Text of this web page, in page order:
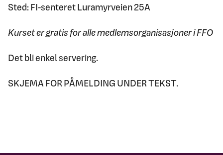
Sted: FI-senteret Luramyrveien 25A
Kurset er gratis for alle medlemsorganisasjoner i FFO
Det bli enkel servering.
SKJEMA FOR PÅMELDING UNDER TEKST.